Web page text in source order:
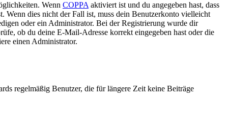
Wenn COPPA aktiviert ist und du angegeben hast, dass
Wenn dies nicht der Fall ist, muss dein Benutzerkonto vielleicht
oder ein Administrator. Bei der Registrierung wurde dir
ob du deine E-Mail-Adresse korrekt eingegeben hast oder die
einen Administrator.
regelmäßig Benutzer, die für längere Zeit keine Beiträge